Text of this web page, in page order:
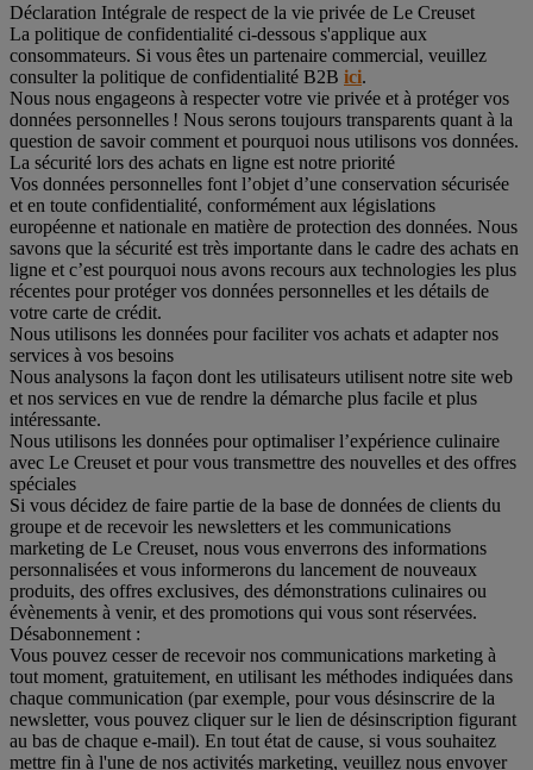
Déclaration Intégrale de respect de la vie privée de Le Creuset
La politique de confidentialité ci-dessous s'applique aux
consommateurs. Si vous êtes un partenaire commercial, veuillez
consulter la politique de confidentialité B2B ici.
Nous nous engageons à respecter votre vie privée et à protéger vos
données personnelles ! Nous serons toujours transparents quant à la
question de savoir comment et pourquoi nous utilisons vos données.
La sécurité lors des achats en ligne est notre priorité
Vos données personnelles font l’objet d’une conservation sécurisée
et en toute confidentialité, conformément aux législations
européenne et nationale en matière de protection des données. Nous
savons que la sécurité est très importante dans le cadre des achats en
ligne et c’est pourquoi nous avons recours aux technologies les plus
récentes pour protéger vos données personnelles et les détails de
votre carte de crédit.
Nous utilisons les données pour faciliter vos achats et adapter nos
services à vos besoins
Nous analysons la façon dont les utilisateurs utilisent notre site web
et nos services en vue de rendre la démarche plus facile et plus
intéressante.
Nous utilisons les données pour optimaliser l’expérience culinaire
avec Le Creuset et pour vous transmettre des nouvelles et des offres
spéciales
Si vous décidez de faire partie de la base de données de clients du
groupe et de recevoir les newsletters et les communications
marketing de Le Creuset, nous vous enverrons des informations
personnalisées et vous informerons du lancement de nouveaux
produits, des offres exclusives, des démonstrations culinaires ou
évènements à venir, et des promotions qui vous sont réservées.
Désabonnement :
Vous pouvez cesser de recevoir nos communications marketing à
tout moment, gratuitement, en utilisant les méthodes indiquées dans
chaque communication (par exemple, pour vous désinscrire de la
newsletter, vous pouvez cliquer sur le lien de désinscription figurant
au bas de chaque e-mail). En tout état de cause, si vous souhaitez
mettre fin à l'une de nos activités marketing, veuillez nous envoyer